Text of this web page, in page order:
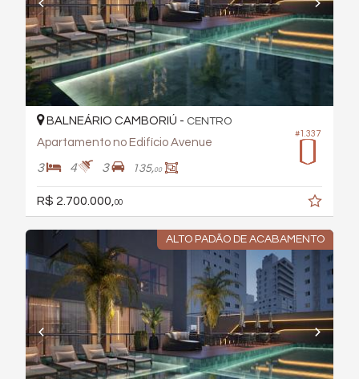
#1.337
BALNEÁRIO CAMBORIÚ - CENTRO
Apartamento no Edifício Avenue
3 4 3 135,00
R$ 2.700.000, 00
ALTO PADÃO DE ACABAMENTO